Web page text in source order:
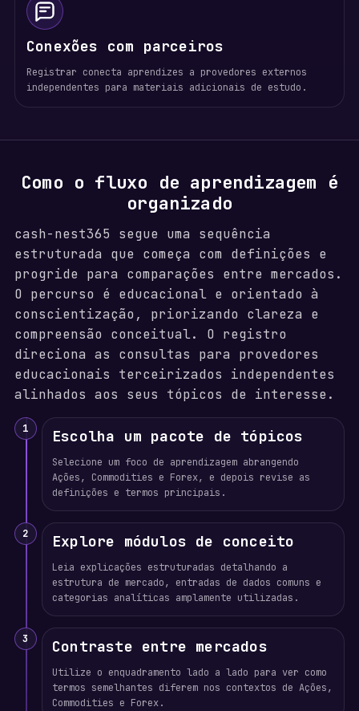
Conexões com parceiros
Registrar conecta aprendizes a provedores externos
independentes para materiais adicionais de estudo.
Como o fluxo de aprendizagem é
organizado
cash-nest365 segue uma sequência
estruturada que começa com definições e
progride para comparações entre mercados.
O percurso é educacional e orientado à
conscientização, priorizando clareza e
compreensão conceitual. O registro
direciona as consultas para provedores
educacionais terceirizados independentes
alinhados aos seus tópicos de interesse.
1 Escolha um pacote de tópicos
Selecione um foco de aprendizagem abrangendo
Ações, Commodities e Forex, e depois revise as
definições e termos principais.
2 Explore módulos de conceito
Leia explicações estruturadas detalhando a
estrutura de mercado, entradas de dados comuns e
categorias analíticas amplamente utilizadas.
3 Contraste entre mercados
Utilize o enquadramento lado a lado para ver como
termos semelhantes diferem nos contextos de Ações,
Commodities e Forex.